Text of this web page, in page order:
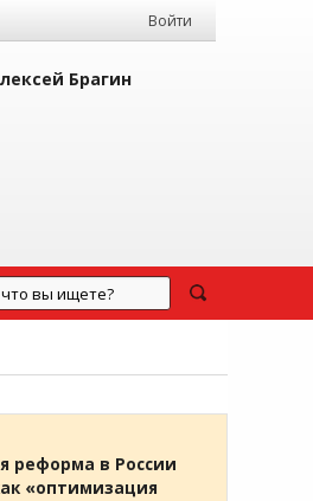
Войти
Брагин
реформа в России
«оптимизация